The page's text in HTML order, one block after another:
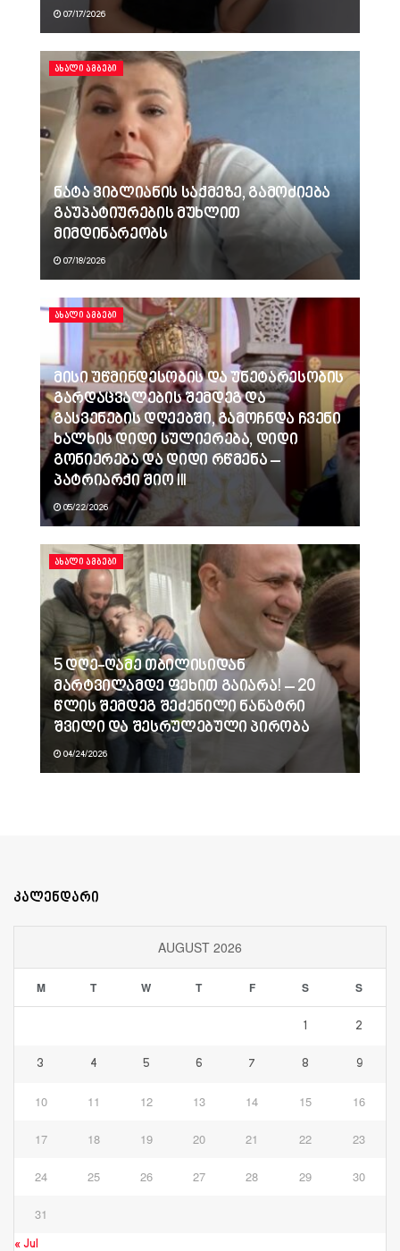
07/17/2026
ᲐᲮᲐᲚᲘ ᲐᲛᲑᲔᲑᲘ
ნატა ვიბლიანის საქმეზე, გამოძიება
გაუპატიურების მუხლით
მიმდინარეობს
07/18/2026
ᲐᲮᲐᲚᲘ ᲐᲛᲑᲔᲑᲘ
მისი უწმინდესობის და უნეტარესობის
გარდაცვალების შემდეგ და
გასვენების დღეებში, გამოჩნდა ჩვენი
ხალხის დიდი სულიერება, დიდი
გონიერება და დიდი რწმენა –
პატრიარქი შიო III
05/22/2026
ᲐᲮᲐᲚᲘ ᲐᲛᲑᲔᲑᲘ
5 დღე-ღამე თბილისიდან
მარტვილამდე ფეხით გაიარა! – 20
წლის შემდეგ შეძენილი ნანატრი
შვილი და შესრულებული პირობა
04/24/2026
კალენდარი
AUGUST 2026
M T W T F S S
1 2
3 4 5 6 7 8 9
10 11 12 13 14 15 16
17 18 19 20 21 22 23
24 25 26 27 28 29 30
31
« Jul